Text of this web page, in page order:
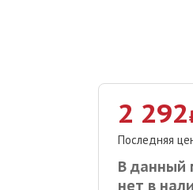
2 292
Последняя
В данный
нет в